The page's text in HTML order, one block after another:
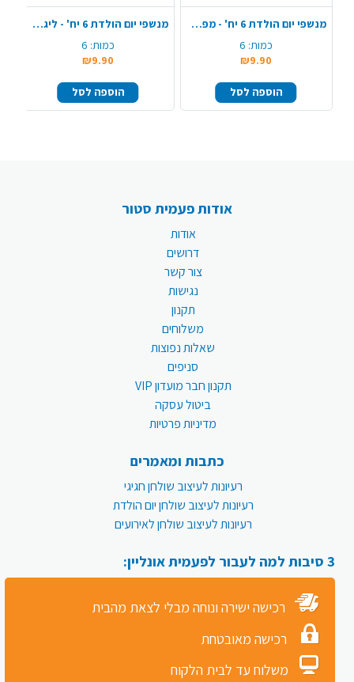
מנשפי יום הולדת 6 יח' - מפרץ ההרפתקאות
כמות: 6
₪9.90
הוספה לסל
מנשפי יום הולדת 6 יח' - ליגת האלופות
כמות: 6
₪9.90
הוספה לסל
אודות פעמית סטור
אודות
דרושים
צור קשר
נגישות
תקנון
משלוחים
שאלות נפוצות
סניפים
תקנון חבר מועדון VIP
ביטול עסקה
מדיניות פרטיות
כתבות ומאמרים
רעיונות לעיצוב שולחן חגיגי
רעיונות לעיצוב שולחן יום הולדת
רעיונות לעיצוב שולחן לאירועים
3 סיבות למה לעבור לפעמית אונליין:
רכישה ישירה ונוחה מבלי לצאת מהבית
רכישה מאובטחת
משלוח עד לבית הלקוח